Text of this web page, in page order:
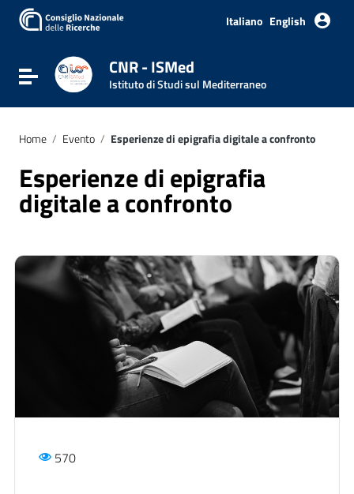
Italiano English
Attiva / disattiva la navigazione
CNR - ISMed
Istituto di Studi sul Mediterraneo
Home / Evento / Esperienze di epigrafia digitale a confronto
Esperienze di epigrafia
digitale a confronto
570